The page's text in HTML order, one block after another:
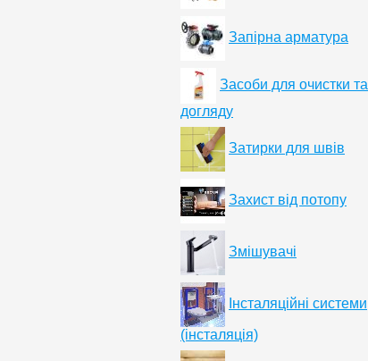
Запірна арматура
Засоби для очистки та
догляду
Затирки для швів
Захист від потопу
Змішувачі
Інсталяційні системи
(інсталяція)